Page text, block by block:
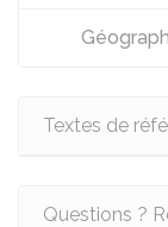
Textes de
Questions ?